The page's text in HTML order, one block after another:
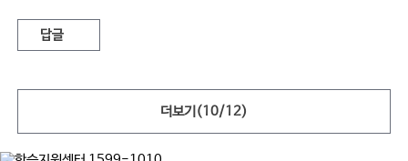
답글
더보기(10/12)